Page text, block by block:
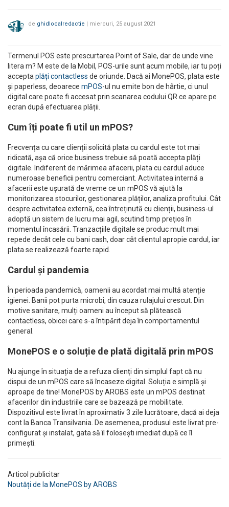
de ghidlocalredactie | miercuri, 25 august 2021
Termenul POS este prescurtarea Point of Sale, dar de unde vine
litera m? M este de la Mobil, POS-urile sunt acum mobile, iar tu poți
accepta plăți contactless de oriunde. Dacă ai MonePOS, plata este
și paperless, deoarece mPOS-ul nu emite bon de hârtie, ci unul
digital care poate fi accesat prin scanarea codului QR ce apare pe
ecran după efectuarea plății.
Cum îți poate fi util un mPOS?
Frecvența cu care clienții solicită plata cu cardul este tot mai
ridicată, așa că orice business trebuie să poată accepta plăți
digitale. Indiferent de mărimea afacerii, plata cu cardul aduce
numeroase beneficii pentru comerciant. Activitatea internă a
afacerii este ușurată de vreme ce un mPOS vă ajută la
monitorizarea stocurilor, gestionarea plăților, analiza profitului. Cât
despre activitatea externă, cea întreținută cu clienții, business-ul
adoptă un sistem de lucru mai agil, scutind timp prețios în
momentul încasării. Tranzacțiile digitale se produc mult mai
repede decât cele cu bani cash, doar cât clientul apropie cardul, iar
plata se realizează foarte rapid.
Cardul și pandemia
În perioada pandemică, oamenii au acordat mai multă atenție
igienei. Banii pot purta microbi, din cauza rulajului crescut. Din
motive sanitare, mulți oameni au început să plătească
contactless, obicei care s-a întipărit deja în comportamentul
general.
MonePOS e o soluție de plată digitală prin mPOS
Nu ajunge în situația de a refuza clienți din simplul fapt că nu
dispui de un mPOS care să încaseze digital. Soluția e simplă și
aproape de tine! MonePOS by AROBS este un mPOS destinat
afacerilor din industriile care se bazează pe mobilitate.
Dispozitivul este livrat în aproximativ 3 zile lucrătoare, dacă ai deja
cont la Banca Transilvania. De asemenea, produsul este livrat pre-
configurat și instalat, gata să îl folosești imediat după ce îl
primești.
Articol publicitar
Noutăți de la MonePOS by AROBS